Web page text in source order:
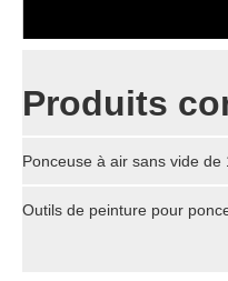
Produits